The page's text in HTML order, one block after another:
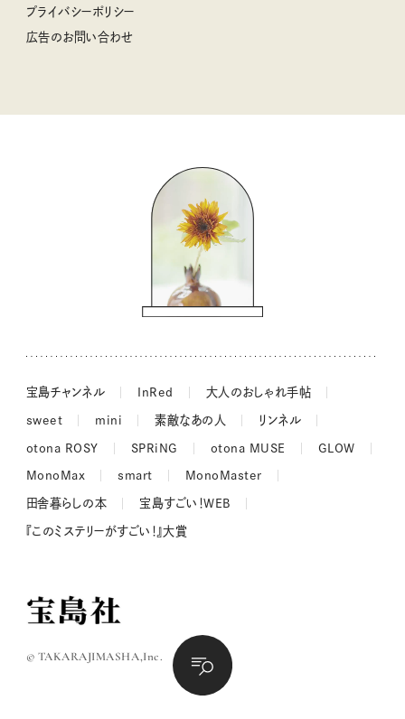
猫と一緒に心地いい暮らし
柳沢小実さんのお散歩するようなゆるり旅
valoさんのかわいいもの探し
ノーラのフィンランド旅気分
吉田羊さんの着物と12のアソビゴコロ
長谷川あかりさんの今週もお疲れ様つまみ
プライバシーポリシー
広告のお問い合わせ
宝島チャンネル InRed 大人のおしゃれ手帖
sweet mini 素敵なあの人 リンネル
otona ROSY SPRiNG otona MUSE GLOW
MonoMax smart MonoMaster
田舎暮らしの本 宝島すごい！WEB
『このミステリーがすごい！』大賞
© TAKARAJIMASHA,Inc.